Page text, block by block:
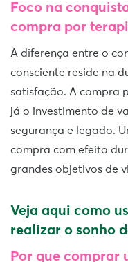
Foco na
compra por
A diferença entre o
consciente reside na
satisfação. A compra
já o investimento de
segurança e legado.
compra com efeito
grandes objetivos de
Veja aqui como
realizar o sonho
Por que comprar